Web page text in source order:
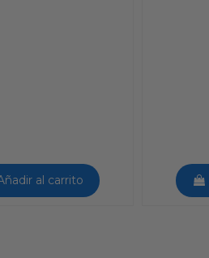
al carrito